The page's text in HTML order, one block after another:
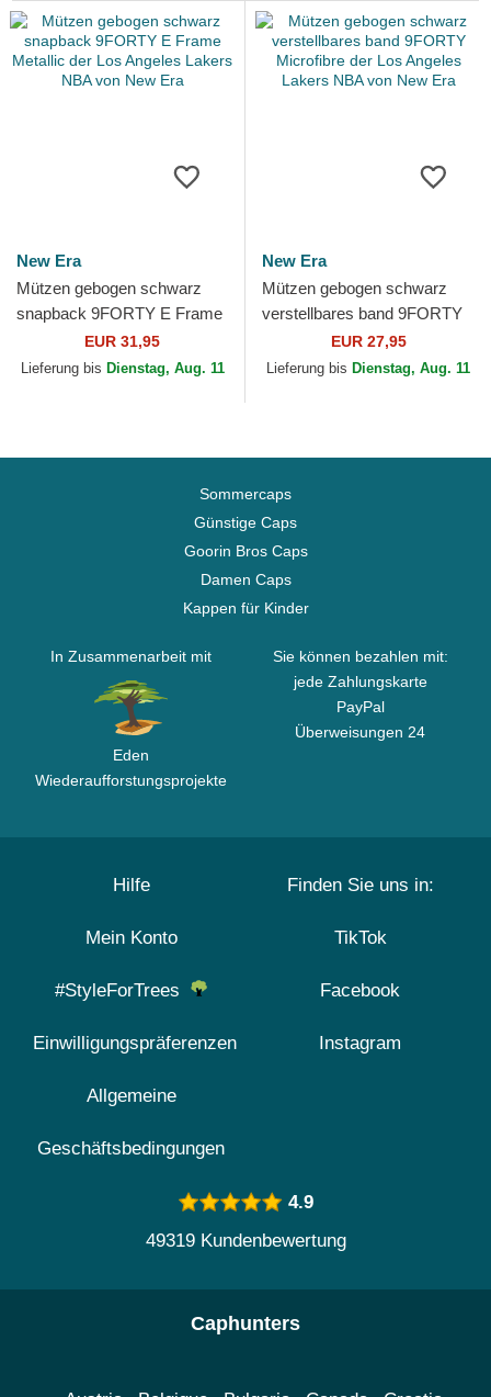
New Era
Mützen gebogen schwarz
snapback 9FORTY E Frame
Metallic der Los Angeles
Lakers NBA von New Era
EUR 31,95
Lieferung bis Dienstag, Aug. 11
New Era
Mützen gebogen schwarz
verstellbares band 9FORTY
Microfibre der Los Angeles
Lakers NBA von New Era
EUR 27,95
Lieferung bis Dienstag, Aug. 11
Sommercaps
Günstige Caps
Goorin Bros Caps
Damen Caps
Kappen für Kinder
In Zusammenarbeit mit
Eden
Wiederaufforstungsprojekte
Sie können bezahlen mit:
jede Zahlungskarte
PayPal
Überweisungen 24
Hilfe
Mein Konto
#StyleForTrees
Einwilligungspräferenzen
Allgemeine
Geschäftsbedingungen
Finden Sie uns in:
TikTok
Facebook
Instagram
4.9
49319 Kundenbewertung
Caphunters